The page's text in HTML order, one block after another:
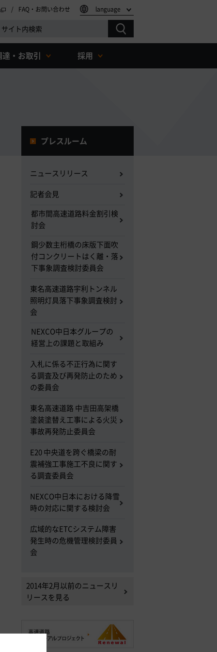
FAQ・お問い合わせ language
達・お取引 採用
プレスルーム
ニュースリリース
記者会見
都市間高速道路料金割引検
討会
鋼少数主桁橋の床版下面吹
付コンクリートはく離・落
下事象調査検討委員会
東名高速道路宇利トンネル
照明灯具落下事象調査検討
会
NEXCO中日本グループの
経営上の課題と取組み
入札に係る不正行為に関す
る調査及び再発防止のため
の委員会
東名高速道路 中吉田高架橋
塗装塗替え工事による火災
事故再発防止委員会
E20 中央道を跨ぐ橋梁の耐
震補強工事施工不良に関す
る調査委員会
NEXCO中日本における降雪
時の対応に関する検討会
広域的なETCシステム障害
発生時の危機管理検討委員
会
2014年2月以前のニュースリ
リースを見る